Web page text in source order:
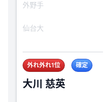
外野手
仙台大
外れ外れ1位 確定
大川 慈英